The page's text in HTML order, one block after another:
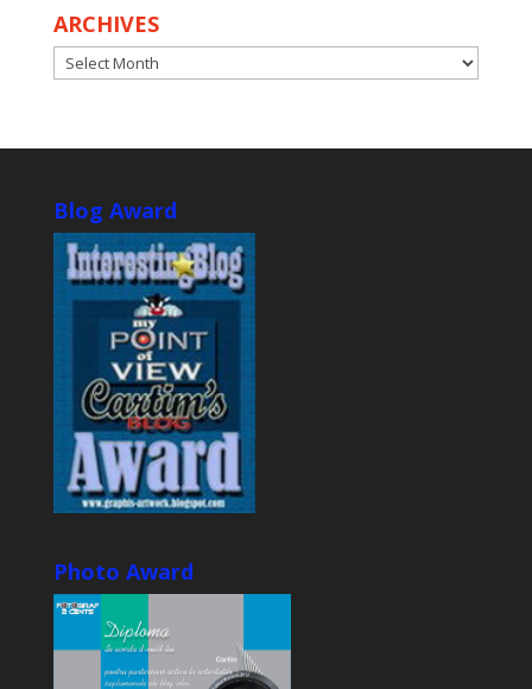
ARCHIVES
ARCHIVES
Blog Award
Photo Award